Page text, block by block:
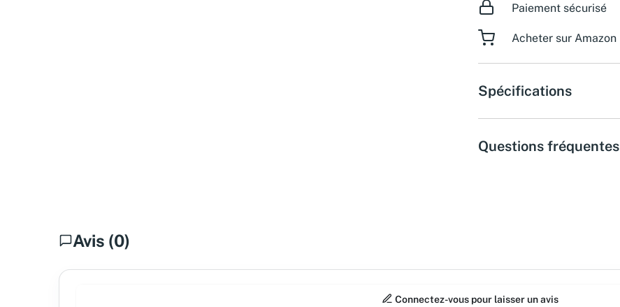
Paiement sécurisé
Acheter sur Amazon
Spécifications
Questions fréquentes
Avis (0)
Connectez-vous pour laisser un avis